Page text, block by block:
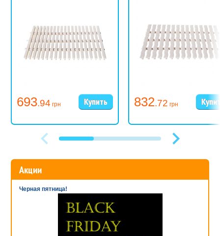
693.94 грн 832.72 грн
Акции
Черная пятница!